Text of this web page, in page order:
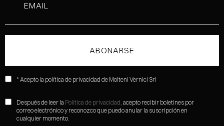
* Acepto la política de privacidad de Molteni Vernici Srl
Después de leer la Política de privacidad, acepto recibir boletines por
correo electrónico y reconozco que puedo anular la suscripción en
cualquier momento.